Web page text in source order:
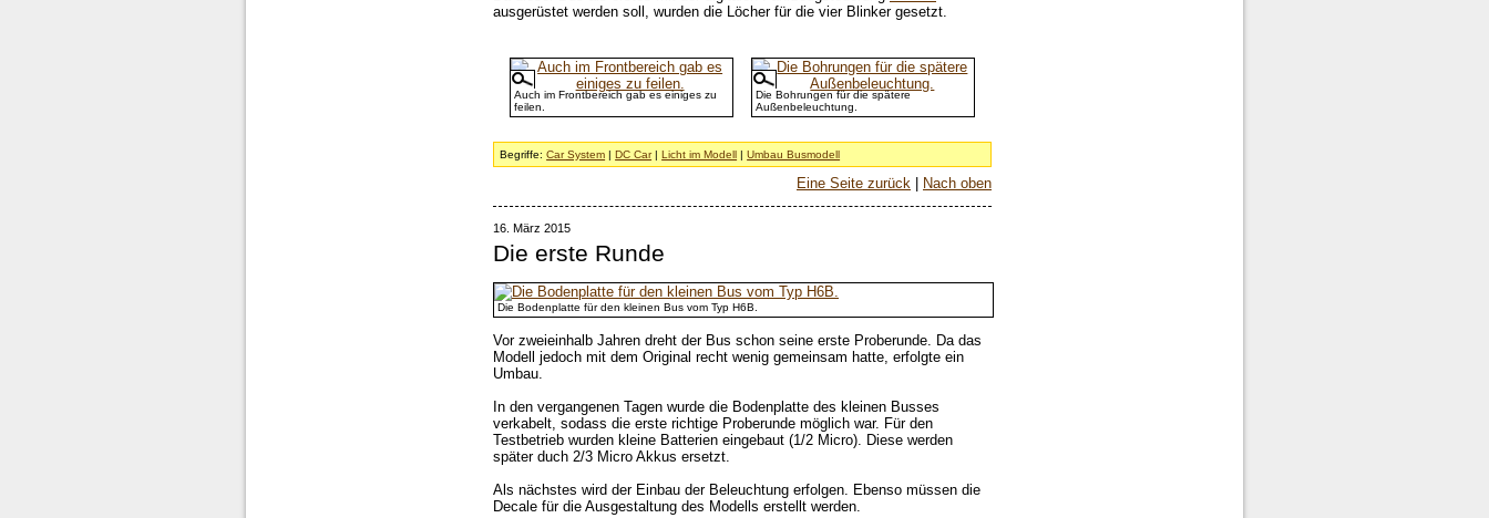
ausgerüstet werden soll, wurden die Löcher für die vier Blinker gesetzt.
Auch im Frontbereich gab es einiges zu
feilen.
Die Bohrungen für die spätere
Außenbeleuchtung.
Begriffe:Car System |DC Car|Licht im Modell |Umbau Busmodell
Eine Seite zurück Nach oben
16. März 2015
Die erste Runde
Die Bodenplatte für den kleinen Bus vom Typ H6B.
Vor zweieinhalb Jahren dreht der Bus schon seine erste Proberunde. Da das
Modell jedoch mit dem Original recht wenig gemeinsam hatte, erfolgte ein
Umbau.
In den vergangenen Tagen wurde die Bodenplatte des kleinen Busses
verkabelt, sodass die erste richtige Proberunde möglich war. Für den
Testbetrieb wurden kleine Batterien eingebaut (1/2 Micro). Diese werden
später duch 2/3 Micro Akkus ersetzt.
Als nächstes wird der Einbau der Beleuchtung erfolgen. Ebenso müssen die
Decale für die Ausgestaltung des Modells erstellt werden.